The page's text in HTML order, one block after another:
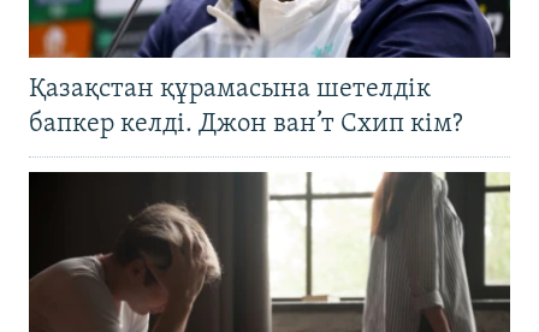
Қазақстан құрамасына шетелдік
бапкер келді. Джон ван’т Схип кім?